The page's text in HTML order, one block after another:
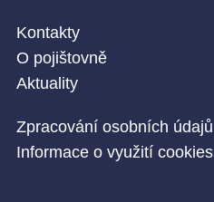
Kontakty
O pojištovně
Aktuality
Zpracování osobních údajů
Informace o využití cookies